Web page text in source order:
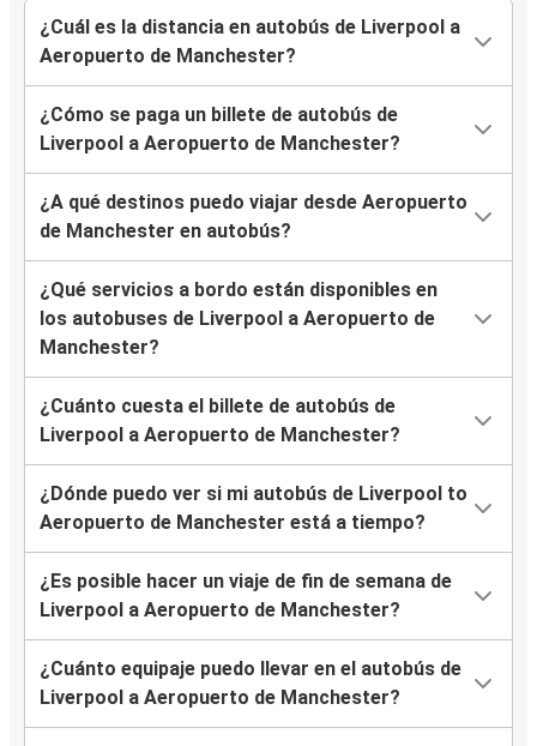
¿Cuál es la distancia en autobús de Liverpool a
Aeropuerto de Manchester?
¿Cómo se paga un billete de autobús de
Liverpool a Aeropuerto de Manchester?
¿A qué destinos puedo viajar desde Aeropuerto
de Manchester en autobús?
¿Qué servicios a bordo están disponibles en
los autobuses de Liverpool a Aeropuerto de
Manchester?
¿Cuánto cuesta el billete de autobús de
Liverpool a Aeropuerto de Manchester?
¿Dónde puedo ver si mi autobús de Liverpool to
Aeropuerto de Manchester está a tiempo?
¿Es posible hacer un viaje de fin de semana de
Liverpool a Aeropuerto de Manchester?
¿Cuánto equipaje puedo llevar en el autobús de
Liverpool a Aeropuerto de Manchester?